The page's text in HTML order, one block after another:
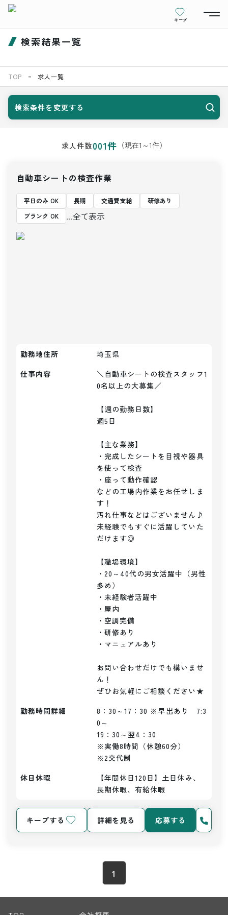
キープ
検索結果一覧
TOP 求人一覧
検索条件を変更する
求人件数001件 （現在1 ～1件）
自動車シートの検査作業
平日のみ OK 長期 交通費支給
研修あり
ブランク OK
...全て表示
勤務地住所
埼玉県
仕事内容
＼自動車シートの検査スタッフ1
0名以上の大募集／
【週の勤務日数】
週5日
【主な業務】
・完成したシートを目視や器具
を使って検査
・座って動作確認
などの工場内作業をお任せしま
す！
汚れ仕事などはございません♪
未経験でもすぐに活躍していた
だけます◎
【職場環境】
・20～40代の男女活躍中（男性
多め）
・未経験者活躍中
・屋内
・空調完備
・研修あり
・マニュアルあり
お問い合わせだけでも構いませ
ん！
ぜひお気軽にご相談ください★
勤務時間詳細
8：30～17：30 ※早出あり　7:3
0～
19：30～翌4：30
※実働8時間（休憩60分）
※2交代制
休日休暇
【年間休日120日】土日休み、
長期休暇、有給休暇
キープする 詳細を見る 応募する
1